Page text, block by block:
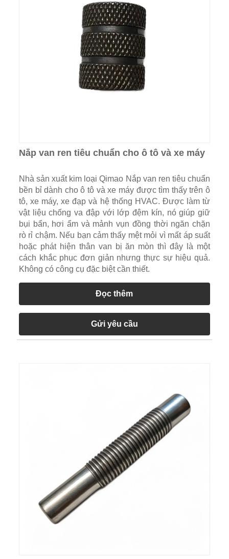
Nắp van ren tiêu chuẩn cho ô tô và xe máy
Nhà sản xuất kim loại Qimao Nắp van ren tiêu chuẩn
bền bỉ dành cho ô tô và xe máy được tìm thấy trên ô
tô, xe máy, xe đạp và hệ thống HVAC. Được làm từ
vật liệu chống va đập với lớp đệm kín, nó giúp giữ
bụi bẩn, hơi ẩm và mảnh vụn đồng thời ngăn chặn
rò rỉ chậm. Nếu bạn cảm thấy mệt mỏi vì mất áp suất
hoặc phát hiện thân van bị ăn mòn thì đây là một
cách khắc phục đơn giản nhưng thực sự hiệu quả.
Không có công cụ đặc biệt cần thiết.
Đọc thêm
Gửi yêu cầu